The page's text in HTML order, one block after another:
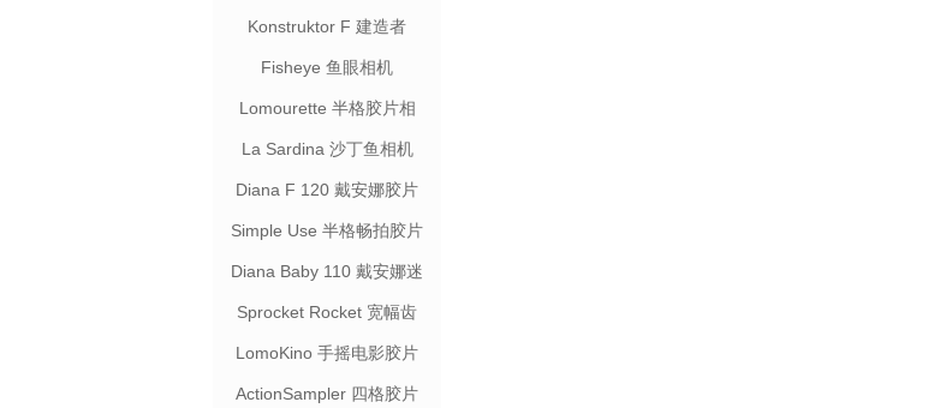
Konstruktor F 建造者
Fisheye 鱼眼相机
Lomourette 半格胶片相
机连闪光灯
La Sardina 沙丁鱼相机
Diana F 120 戴安娜胶片
相机
Simple Use 半格畅拍胶片
Diana Baby 110 戴安娜迷
Sprocket Rocket 宽幅齿
孔相机
LomoKino 手摇电影胶片
ActionSampler 四格胶片